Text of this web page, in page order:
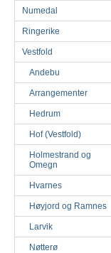
Numedal
Ringerike
Vestfold
Andebu
Arrangementer
Hedrum
Hof (Vestfold)
Holmestrand og
Omegn
Hvarnes
Høyjord og Ramnes
Larvik
Nøtterø